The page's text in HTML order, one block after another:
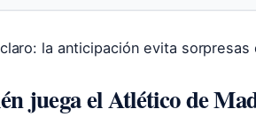
la anticipación evita sorpresas
juega el Atlético de